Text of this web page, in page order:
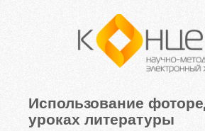
Использование
уроках литературы